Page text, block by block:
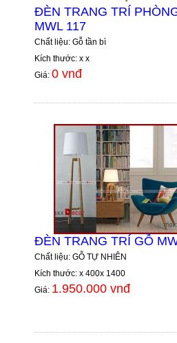
ĐÈN TRANG TRÍ
MWL 117
Chất liệu: Gỗ tần bì
Kích thước: x x
Giá: 0 vnđ
ĐÈN TRANG TRÍ GỖ
Chất liệu: GỖ TỰ NHIÊN
Kích thước: x 400x 1400
Giá: 1.950.000 vnđ